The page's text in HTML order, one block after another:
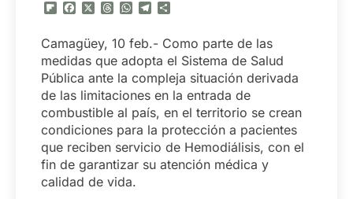
Flipboard
FacebookThreadsWhatsApp
Telegram
Camagüey, 10 feb.- Como parte de las
medidas que adopta el Sistema de Salud
Pública ante la compleja situación derivada
de las limitaciones en la entrada de
combustible al país, en el territorio se crean
condiciones para la protección a pacientes
que reciben servicio de Hemodiálisis, con el
fin de garantizar su atención médica y
calidad de vida.